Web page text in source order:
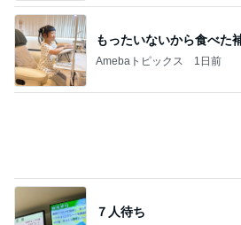
もったいないから食べた
Amebaトピックス 1日前
７人待ち